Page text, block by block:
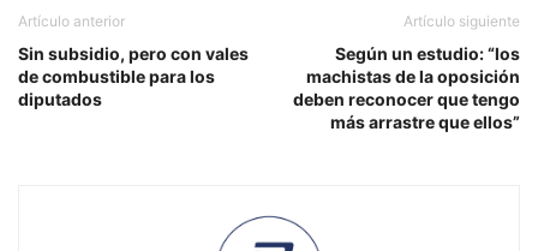
Artículo anterior
Sin subsidio, pero con vales
de combustible para los
diputados
Artículo siguiente
Según un estudio: “los
machistas de la oposición
deben reconocer que tengo
más arrastre que ellos”